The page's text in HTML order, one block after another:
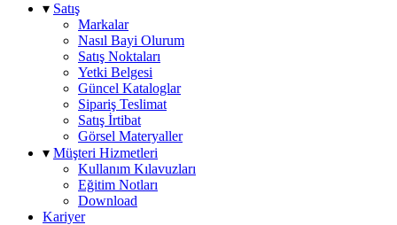
▾ Satış
Markalar
Nasıl Bayi Olurum
Satış Noktaları
Yetki Belgesi
Güncel Kataloglar
Sipariş Teslimat
Satış İrtibat
Görsel Materyaller
▾ Müşteri Hizmetleri
Kullanım Kılavuzları
Eğitim Notları
Download
Kariyer